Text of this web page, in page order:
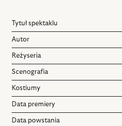
Tytuł spektaklu
Autor
Reżyseria
Scenografia
Kostiumy
Data premiery
Data powstania